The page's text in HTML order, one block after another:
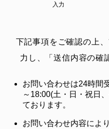
入力
下記事項をご確認の上
力し、「送信内容の確
お問い合わせは24時間
～18:00(土・日・祝日
ております。
お問い合わせ内容によ